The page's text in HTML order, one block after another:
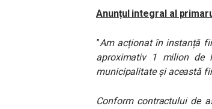
Anunțul integral al
”Am acționat în instanță
aproximativ 1 milion de
municipalitate și această
Conform contractului de